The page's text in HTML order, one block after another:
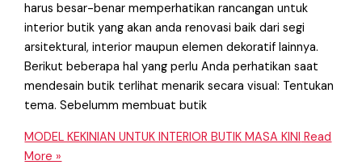
harus besar-benar memperhatikan rancangan untuk
interior butik yang akan anda renovasi baik dari segi
arsitektural, interior maupun elemen dekoratif lainnya.
Berikut beberapa hal yang perlu Anda perhatikan saat
mendesain butik terlihat menarik secara visual: Tentukan
tema. Sebelumm membuat butik
MODEL KEKINIAN UNTUK INTERIOR BUTIK MASA KINI Read
More »